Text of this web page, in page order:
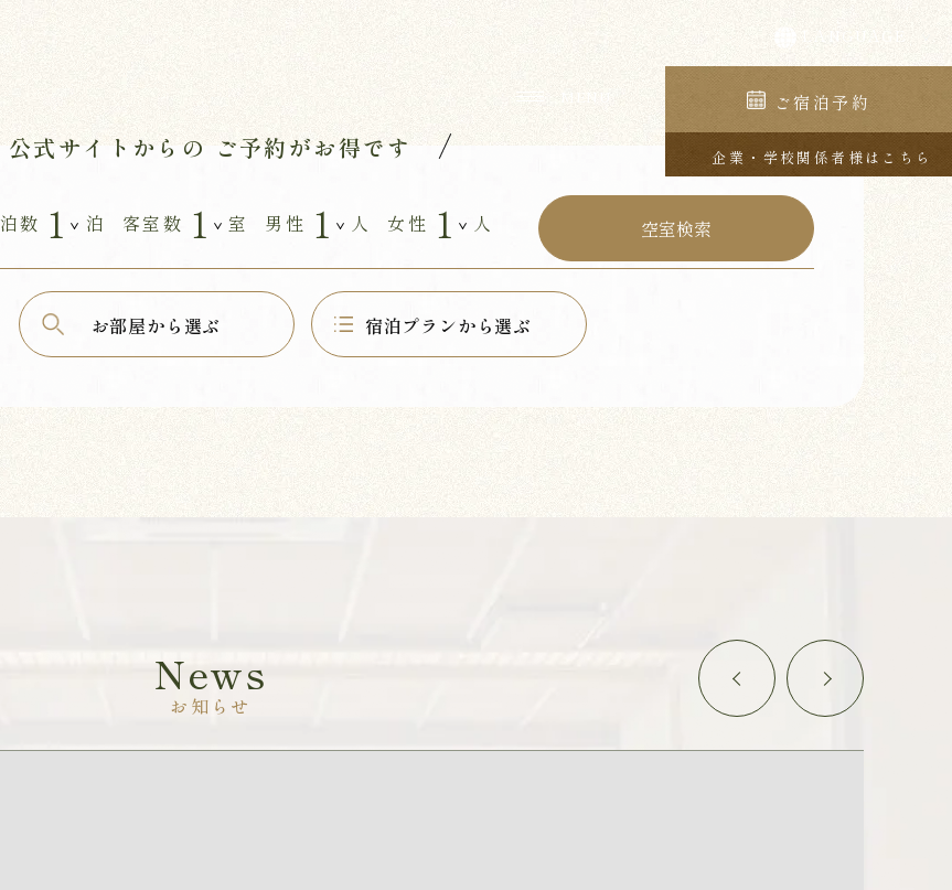
ご宿泊予約
企業・学校関係者様はこちら
公式サイトからのご予約がお得です
泊数 泊 客室数 室 男性 人 女性 人
お部屋から選ぶ 宿泊プランから選ぶ
News
お知らせ